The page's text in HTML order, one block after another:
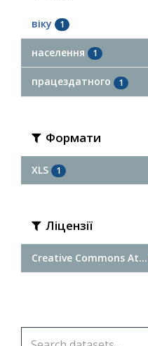
віку 1
населення 1
працездатного 1
Формати
XLS 1
Ліцензії
Creative Commons At...